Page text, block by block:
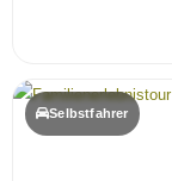
Selbstfahrer